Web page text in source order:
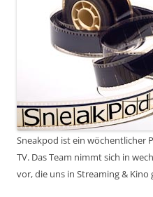
Sneakpod ist ein wöchentlicher
TV. Das Team nimmt sich in
vor, die uns in Streaming & Kino